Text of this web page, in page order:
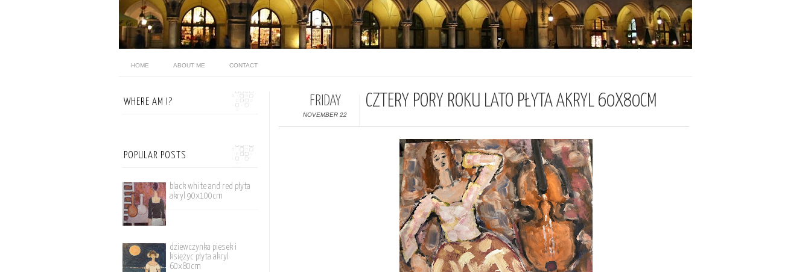
HOME ABOUT ME CONTACT
FRIDAY
NOVEMBER 22
CZTERY PORY ROKU LATO PŁYTA AKRYL 60X80CM
WHERE AM I?
POPULAR POSTS
black white and red płyta
akryl 90x100cm
dziewczynka piesek i
księżyc płyta akryl
60x80cm